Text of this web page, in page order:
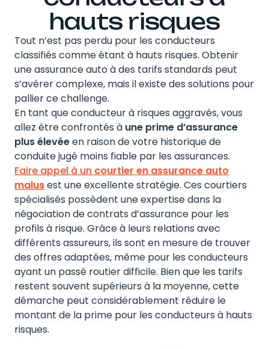
hauts risques
Tout n’est pas perdu pour les conducteurs
classifiés comme étant à hauts risques. Obtenir
une assurance auto à des tarifs standards peut
s’avérer complexe, mais il existe des solutions pour
pallier ce challenge.
En tant que conducteur à risques aggravés, vous
allez être confrontés à une prime d’assurance
plus élevéeen raison de votre historique de
conduite jugé moins fiable par les assurances.
Faire appel à un courtier en assurance auto
malusest une excellente stratégie. Ces courtiers
spécialisés possèdent une expertise dans la
négociation de contrats d’assurance pour les
profils à risque. Grâce à leurs relations avec
différents assureurs, ils sont en mesure de trouver
des offres adaptées, même pour les conducteurs
ayant un passé routier difficile. Bien que les tarifs
restent souvent supérieurs à la moyenne, cette
démarche peut considérablement réduire le
montant de la prime pour les conducteurs à hauts
risques.